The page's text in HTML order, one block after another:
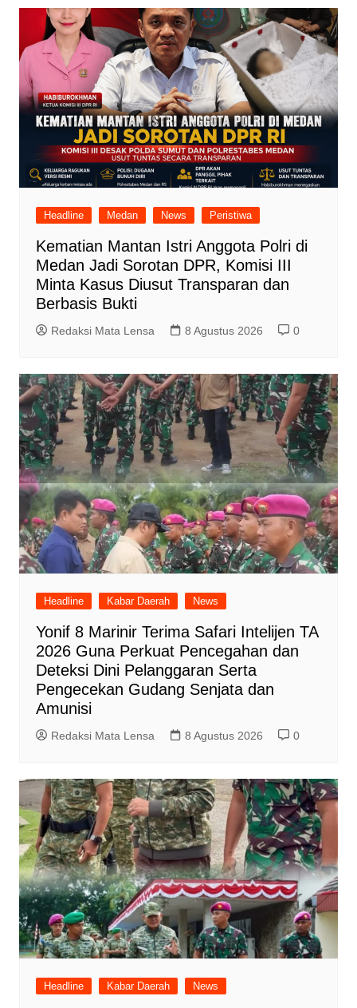
Headline Medan News Peristiwa
Kematian Mantan Istri Anggota Polri di
Medan Jadi Sorotan DPR, Komisi III
Minta Kasus Diusut Transparan dan
Berbasis Bukti
Redaksi Mata Lensa 8 Agustus 2026 0
Headline Kabar Daerah News
Yonif 8 Marinir Terima Safari Intelijen TA
2026 Guna Perkuat Pencegahan dan
Deteksi Dini Pelanggaran Serta
Pengecekan Gudang Senjata dan
Amunisi
Redaksi Mata Lensa 8 Agustus 2026 0
Headline Kabar Daerah News